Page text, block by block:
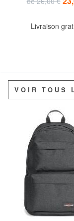
Livraison
VOIR TOUS